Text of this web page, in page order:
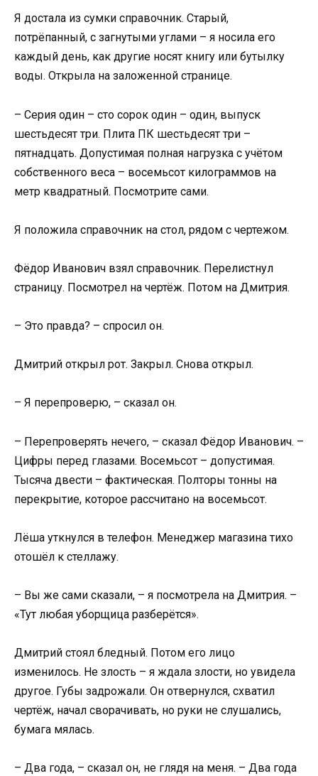
Я достала из сумки справочник. Старый,
потрёпанный, с загнутыми углами – я носила его
каждый день, как другие носят книгу или бутылку
воды. Открыла на заложенной странице.
– Серия один – сто сорок один – один, выпуск
шестьдесят три. Плита ПК шестьдесят три –
пятнадцать. Допустимая полная нагрузка с учётом
собственного веса – восемьсот килограммов на
метр квадратный. Посмотрите сами.
Я положила справочник на стол, рядом с чертежом.
Фёдор Иванович взял справочник. Перелистнул
страницу. Посмотрел на чертёж. Потом на Дмитрия.
– Это правда? – спросил он.
Дмитрий открыл рот. Закрыл. Снова открыл.
– Я перепроверю, – сказал он.
– Перепроверять нечего, – сказал Фёдор Иванович. –
Цифры перед глазами. Восемьсот – допустимая.
Тысяча двести – фактическая. Полторы тонны на
перекрытие, которое рассчитано на восемьсот.
Лёша уткнулся в телефон. Менеджер магазина тихо
отошёл к стеллажу.
– Вы же сами сказали, – я посмотрела на Дмитрия. –
«Тут любая уборщица разберётся».
Дмитрий стоял бледный. Потом его лицо
изменилось. Не злость – я ждала злости, но увидела
другое. Губы задрожали. Он отвернулся, схватил
чертёж, начал сворачивать, но руки не слушались,
бумага мялась.
– Два года, – сказал он, не глядя на меня. – Два года